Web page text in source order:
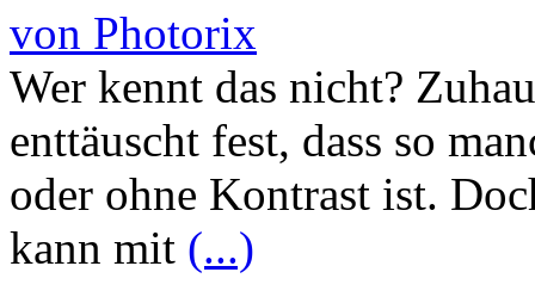
von Photorix
Wer kennt das nicht?
enttäuscht fest, dass so
oder ohne Kontrast ist.
kann mit (...)